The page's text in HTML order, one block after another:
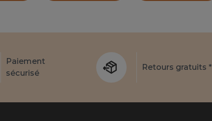
Paiement
sécurisé
Retours gratuits *